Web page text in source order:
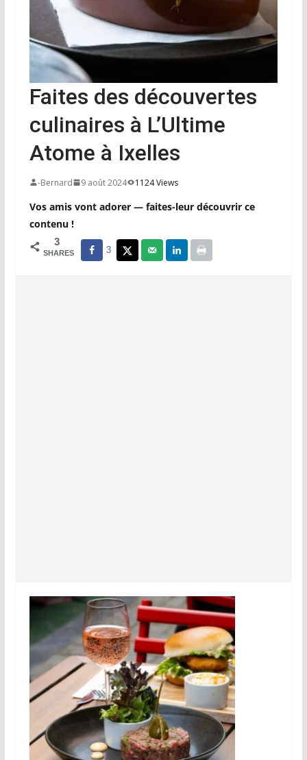
Faites des découvertes
culinaires à L’Ultime
Atome à Ixelles
-Bernard 9 août 2024 1124 Views
Vos amis vont adorer — faites-leur découvrir ce
contenu !
3
SHARES 3